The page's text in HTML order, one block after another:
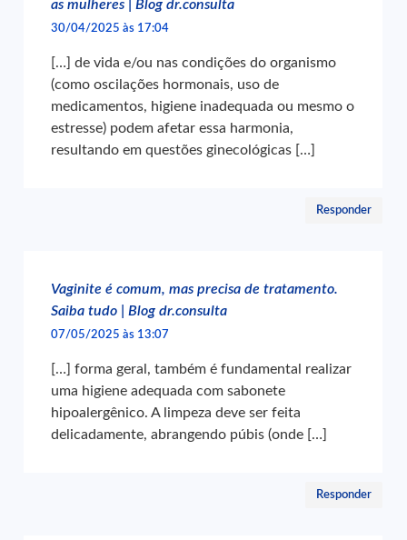
as mulheres | Blog dr.consulta
30/04/2025 às 17:04
[…] de vida e/ou nas condições do organismo
(como oscilações hormonais, uso de
medicamentos, higiene inadequada ou mesmo o
estresse) podem afetar essa harmonia,
resultando em questões ginecológicas […]
Responder
Vaginite é comum, mas precisa de tratamento.
Saiba tudo | Blog dr.consulta
07/05/2025 às 13:07
[…] forma geral, também é fundamental realizar
uma higiene adequada com sabonete
hipoalergênico. A limpeza deve ser feita
delicadamente, abrangendo púbis (onde […]
Responder